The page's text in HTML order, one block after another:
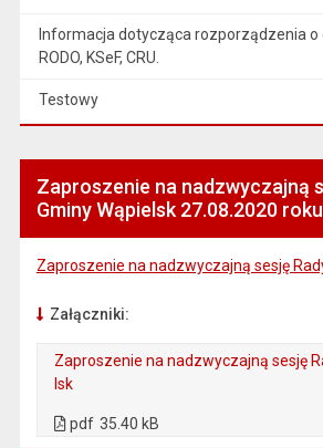
Informacja dotycząca rozporządzenia o
RODO, KSeF, CRU.
Testowy
Zaproszenie na nadzwyczajną
Gminy Wąpielsk 27.08.2020 roku
Zaproszenie na nadzwyczajną sesję
Załączniki:
Zaproszenie na nadzwyczajną sesję
lsk
pdf 35.40 kB